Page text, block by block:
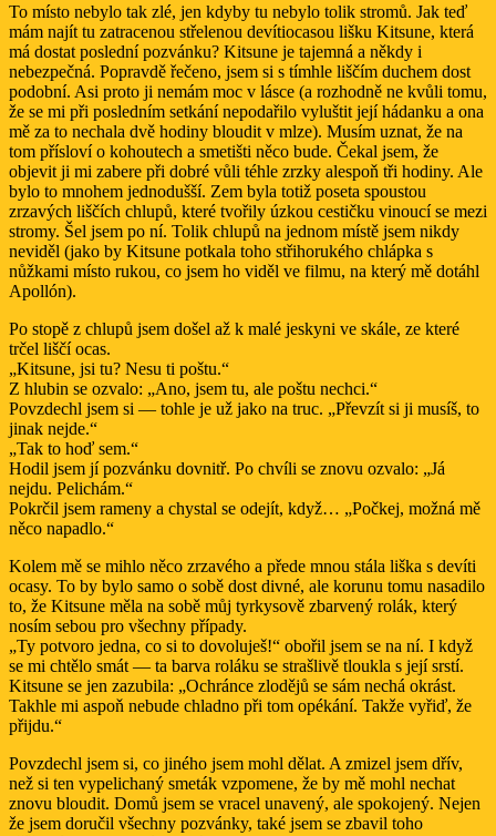
To místo nebylo tak zlé, jen kdyby tu nebylo tolik stromů. Jak teď
mám najít tu zatracenou střelenou devítiocasou lišku Kitsune, která
má dostat poslední pozvánku? Kitsune je tajemná a někdy i
nebezpečná. Popravdě řečeno, jsem si s tímhle liščím duchem dost
podobní. Asi proto ji nemám moc v lásce (a rozhodně ne kvůli tomu,
že se mi při posledním setkání nepodařilo vyluštit její hádanku a ona
mě za to nechala dvě hodiny bloudit v mlze). Musím uznat, že na
tom přísloví o kohoutech a smetišti něco bude. Čekal jsem, že
objevit ji mi zabere při dobré vůli téhle zrzky alespoň tři hodiny. Ale
bylo to mnohem jednodušší. Zem byla totiž poseta spoustou
zrzavých liščích chlupů, které tvořily úzkou cestičku vinoucí se mezi
stromy. Šel jsem po ní. Tolik chlupů na jednom místě jsem nikdy
neviděl (jako by Kitsune potkala toho střihorukého chlápka s
nůžkami místo rukou, co jsem ho viděl ve filmu, na který mě dotáhl
Apollón).
Po stopě z chlupů jsem došel až k malé jeskyni ve skále, ze které
trčel liščí ocas.
„Kitsune, jsi tu? Nesu ti poštu.“
Z hlubin se ozvalo: „Ano, jsem tu, ale poštu nechci.“
Povzdechl jsem si — tohle je už jako na truc. „Převzít si ji musíš, to
jinak nejde.“
„Tak to hoď sem.“
Hodil jsem jí pozvánku dovnitř. Po chvíli se znovu ozvalo: „Já
nejdu. Pelichám.“
Pokrčil jsem rameny a chystal se odejít, když… „Počkej, možná mě
něco napadlo.“
Kolem mě se mihlo něco zrzavého a přede mnou stála liška s devíti
ocasy. To by bylo samo o sobě dost divné, ale korunu tomu nasadilo
to, že Kitsune měla na sobě můj tyrkysově zbarvený rolák, který
nosím sebou pro všechny případy.
„Ty potvoro jedna, co si to dovoluješ!“ obořil jsem se na ní. I když
se mi chtělo smát — ta barva roláku se strašlivě tloukla s její srstí.
Kitsune se jen zazubila: „Ochránce zlodějů se sám nechá okrást.
Takhle mi aspoň nebude chladno při tom opékání. Takže vyřiď, že
přijdu.“
Povzdechl jsem si, co jiného jsem mohl dělat. A zmizel jsem dřív,
než si ten vypelichaný smeták vzpomene, že by mě mohl nechat
znovu bloudit. Domů jsem se vracel unavený, ale spokojený. Nejen
že jsem doručil všechny pozvánky, také jsem se zbavil toho